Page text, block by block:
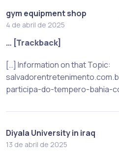
gym equipment shop
4 de abril de 2025
… [Trackback]
[…] Information on that Topic:
participa-do-tempero-bahia-
Diyala University in iraq
13 de abril de 2025